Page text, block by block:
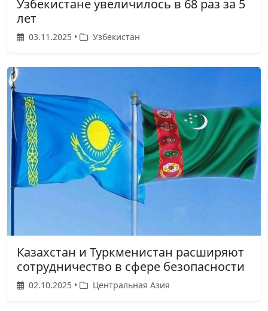
Узбекистане увеличилось в 68 раз за 5
лет
03.11.2025 • Узбекистан
Казахстан и Туркменистан расширяют
сотрудничество в сфере безопасности
02.10.2025 • Центральная Азия